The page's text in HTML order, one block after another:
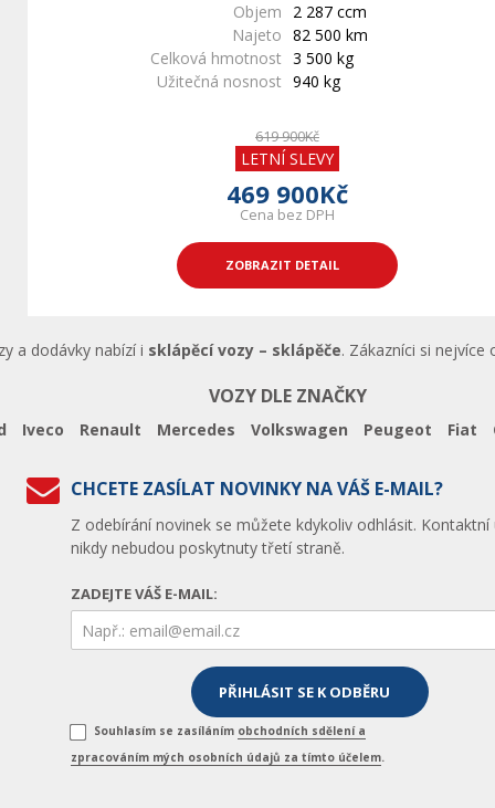
Objem
2 287 ccm
Najeto 82 500 km
Celková hmotnost 3 500 kg
Užitečná nosnost 940 kg
619 900Kč
LETNÍ SLEVY
469 900Kč
Cena bez DPH
ZOBRAZIT DETAIL
a dodávky nabízí i sklápěcí vozy – sklápěče. Zákazníci si
VOZY DLE ZNAČKY
Iveco Renault Mercedes Volkswagen Peugeot Fiat
CHCETE ZASÍLAT NOVINKY NA VÁŠ E-MAIL?
Z odebírání novinek se můžete kdykoliv odhlásit. Kontaktní
nikdy nebudou poskytnuty třetí straně.
ZADEJTE VÁŠ E-MAIL:
Souhlasím se zasíláním obchodních sdělení a
zpracováním mých osobních údajů za tímto účelem.